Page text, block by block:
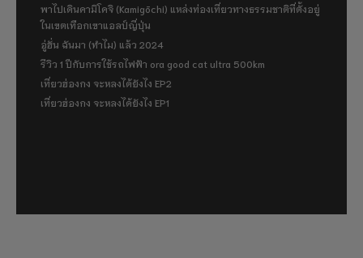
พาไปเดินคามิโคจิ (Kamigōchi) แหล่งท่องเที่ยวทางธรรมชาติที่ตั้งอยู่
ในเขตเทือกเขาแอลป์ญี่ปุ่น
อู่ฮั่น ฉันมา (ทำไม) แล้ว 2024
รีวิว 1 ปีกับการใช้รถไฟฟ้า ora good cat ultra 500km
เที่ยวฮ่องกง จะหลงได้ยังไง EP2
เที่ยวฮ่องกง จะหลงได้ยังไง EP1